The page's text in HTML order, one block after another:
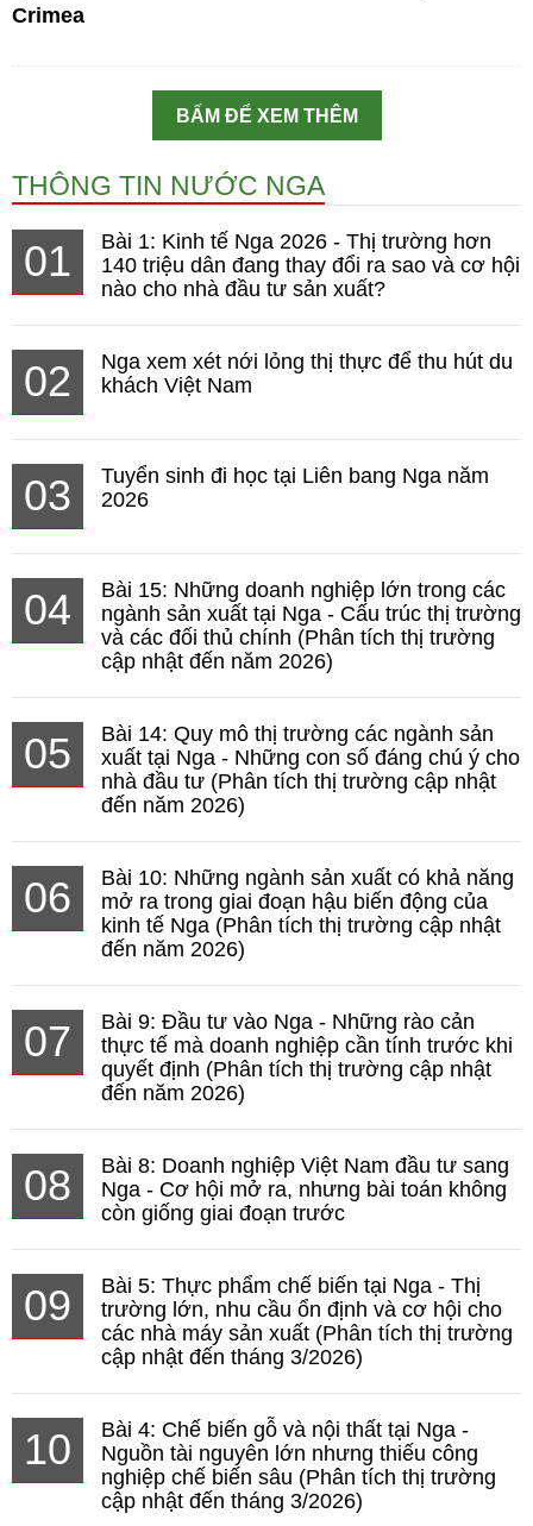
Crimea
BẤM ĐỂ XEM THÊM
THÔNG TIN NƯỚC NGA
01
Bài 1: Kinh tế Nga 2026 - Thị trường hơn
140 triệu dân đang thay đổi ra sao và cơ hội
nào cho nhà đầu tư sản xuất?
02
Nga xem xét nới lỏng thị thực để thu hút du
khách Việt Nam
03
Tuyển sinh đi học tại Liên bang Nga năm
2026
04
Bài 15: Những doanh nghiệp lớn trong các
ngành sản xuất tại Nga - Cấu trúc thị trường
và các đối thủ chính (Phân tích thị trường
cập nhật đến năm 2026)
05
Bài 14: Quy mô thị trường các ngành sản
xuất tại Nga - Những con số đáng chú ý cho
nhà đầu tư (Phân tích thị trường cập nhật
đến năm 2026)
06
Bài 10: Những ngành sản xuất có khả năng
mở ra trong giai đoạn hậu biến động của
kinh tế Nga (Phân tích thị trường cập nhật
đến năm 2026)
07
Bài 9: Đầu tư vào Nga - Những rào cản
thực tế mà doanh nghiệp cần tính trước khi
quyết định (Phân tích thị trường cập nhật
đến năm 2026)
08
Bài 8: Doanh nghiệp Việt Nam đầu tư sang
Nga - Cơ hội mở ra, nhưng bài toán không
còn giống giai đoạn trước
09
Bài 5: Thực phẩm chế biến tại Nga - Thị
trường lớn, nhu cầu ổn định và cơ hội cho
các nhà máy sản xuất (Phân tích thị trường
cập nhật đến tháng 3/2026)
10
Bài 4: Chế biến gỗ và nội thất tại Nga -
Nguồn tài nguyên lớn nhưng thiếu công
nghiệp chế biến sâu (Phân tích thị trường
cập nhật đến tháng 3/2026)